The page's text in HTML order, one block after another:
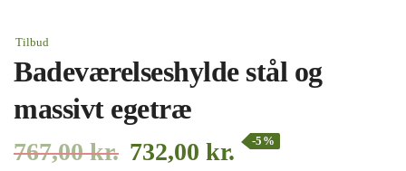
Tilbud
Badeværelseshylde stål og
massivt egetræ
767,00kr. 732,00 kr. -5%